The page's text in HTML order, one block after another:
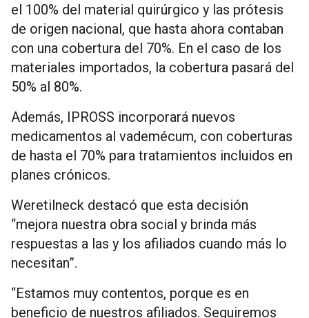
el 100% del material quirúrgico y las prótesis
de origen nacional, que hasta ahora contaban
con una cobertura del 70%. En el caso de los
materiales importados, la cobertura pasará del
50% al 80%.
Además, IPROSS incorporará nuevos
medicamentos al vademécum, con coberturas
de hasta el 70% para tratamientos incluidos en
planes crónicos.
Weretilneck destacó que esta decisión
“mejora nuestra obra social y brinda más
respuestas a las y los afiliados cuando más lo
necesitan”.
“Estamos muy contentos, porque es en
beneficio de nuestros afiliados. Seguiremos